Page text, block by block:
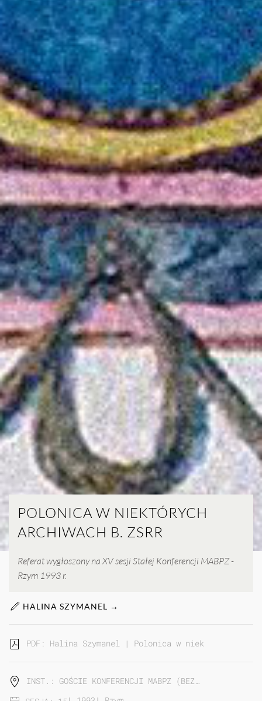
POLONICA W NIEKTÓRYCH
ARCHIWACH B. ZSRR
Referat wygłoszony na XV sesji Stałej Konferencji MABPZ -
Rzym 1993 r.
HALINA SZYMANEL →
PDF: Halina Szymanel | Polonica w niektórych
INST.: GOŚCIE KONFERENCJI MABPZ (BEZ…